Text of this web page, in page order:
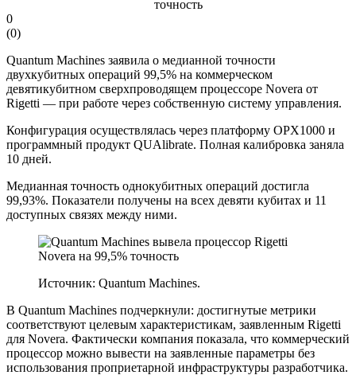
0
(0)
Quantum Machines заявила о медианной точности
двухкубитных операций 99,5% на коммерческом
девятикубитном сверхпроводящем процессоре Novera от
Rigetti — при работе через собственную систему управления.
Конфигурация осуществлялась через платформу OPX1000 и
программный продукт QUAlibrate. Полная калибровка заняла
10 дней.
Медианная точность однокубитных операций достигла
99,93%. Показатели получены на всех девяти кубитах и 11
доступных связях между ними.
Источник: Quantum Machines.
В Quantum Machines подчеркнули: достигнутые метрики
соответствуют целевым характеристикам, заявленным Rigetti
для Novera. Фактически компания показала, что коммерческий
процессор можно вывести на заявленные параметры без
использования проприетарной инфраструктуры разработчика.